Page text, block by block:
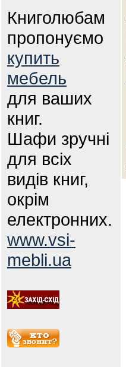
Книголюбам
пропонуємо
купить
мебель
для ваших
книг.
Шафи зручні
для всіх
видів книг,
окрім
електронних.
www.vsi-
mebli.ua